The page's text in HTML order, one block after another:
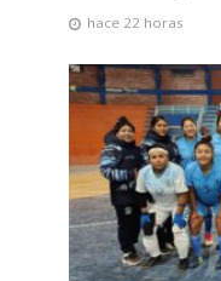
hace 22 horas